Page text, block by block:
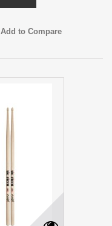
Add to Compare